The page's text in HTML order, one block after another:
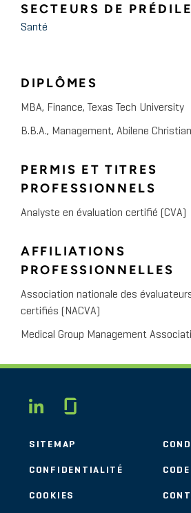
SECTEURS DE
Santé
DIPLÔMES
MBA, Finance, Texas Tech University
B.B.A., Management, Abilene
PERMIS ET TITRES
PROFESSIONNELS
Analyste en évaluation certifié (CVA)
AFFILIATIONS
PROFESSIONNELLES
Association nationale des
certifiés (NACVA)
Medical Group Management
LINKEDIN
SITEMAP
CONFIDENTIALITÉ
COOKIES